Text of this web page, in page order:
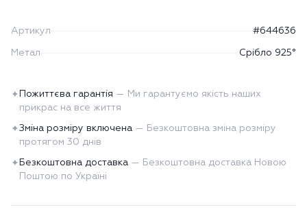
Артикул #644636
Метал Срібло 925°
✦ Пожиттєва гарантія — Ми гарантуємо якість наших
прикрас на все життя
✦Зміна розміру включена — Безкоштовна зміна розміру
протягом 30 днів
✦ Безкоштовна доставка — Безкоштовна доставка Новою
Поштою по Україні